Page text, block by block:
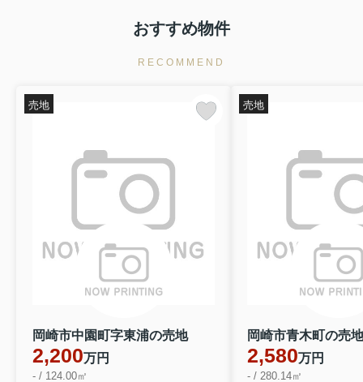
2790万円
西尾市南中根町第3 全3棟・3号棟
碧南市志貴町第1 全1棟・1号棟
2390万円
新築一戸建て☆値下げしました！
岡崎市上地 全2棟・1号棟
おすすめ物件
RECOMMEND
岡崎市中園町字東浦の売地
2,200万円
- / 124.00㎡
売地
岡崎市青木町の売地
2,580万円
- / 280.14㎡
売地